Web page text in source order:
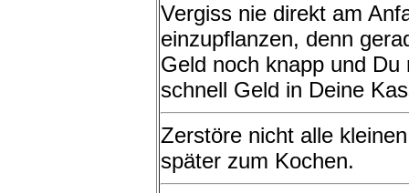
Vergiss nie direkt am
einzupflanzen, denn
Geld noch knapp und
schnell Geld in Deine
Zerstöre nicht alle
später zum Kochen.